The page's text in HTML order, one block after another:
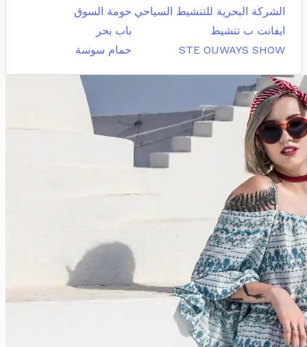
الشركة البحرية للتنشيط السياحي حومة السوق
ايفانت ب تنشيط
باب بحر
STE OUWAYS SHOW
حمام سوسة